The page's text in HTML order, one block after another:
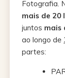
Fotografia.
mais de 20
juntos mais
ao longo de
partes: